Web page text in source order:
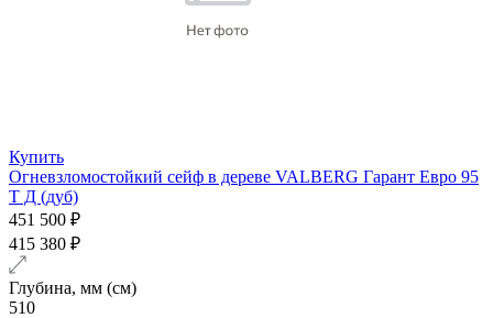
Купить
Огневзломостойкий сейф в дереве VALBERG Гарант Евро 95
Т Д (дуб)
451 500 ₽
415 380 ₽
Глубина, мм (см)
510